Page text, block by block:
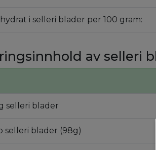
i selleri blader per 100 gram:
av selleri
selleri blader
selleri blader (98g)